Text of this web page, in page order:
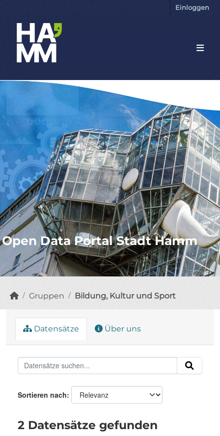
Einloggen
Open Data Portal Stadt Hamm
Gruppen Bildung, Kultur und Sport
Datensätze Über uns
Sortieren nach
2 Datensätze gefunden